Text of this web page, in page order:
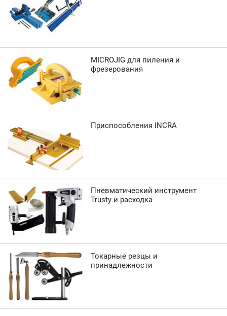
MICROJIG для пиления и
фрезерования
Приспособления INCRA
Пневматический инструмент
Trusty и расходка
Токарные резцы и
принадлежности